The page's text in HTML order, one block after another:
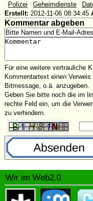
Polizei Geheimdienste
Erstellt: 2012-11-06 08:34:45
Kommentar abgeben
Für eine weitere vertrauliche
Kommentartext einen
Bitmessage, o.ä. anzugeben.
Geben Sie bitte noch die im
rechte Feld ein, um die
zu verhindern.
Wir im Web2.0